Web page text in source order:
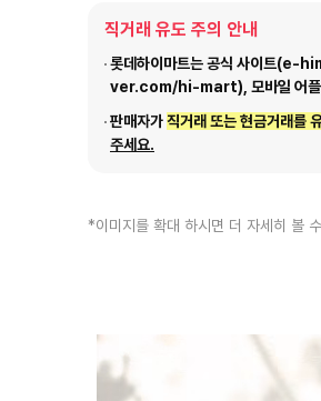
직거래 유도 주의 안내
롯데하이마트는 공식 사이트
ver.com/hi-mart), 모바일 어플
판매자가직거래 또는 현금거래를
주세요.
*이미지를 확대 하시면 더 자세히 볼